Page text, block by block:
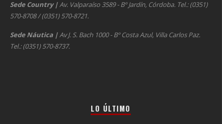
Sede Country |Av. Valparaíso 3589 - Bº Jardín, Córdoba. Tel.: (0351)
570-8708 / (0351) 570-8721.
Sede Náutica |Av J. S. Bach 1000 - Bº Costa Azul, Villa Carlos Paz.
Tel.: (0351) 570-8737.
LO ÚLTIMO